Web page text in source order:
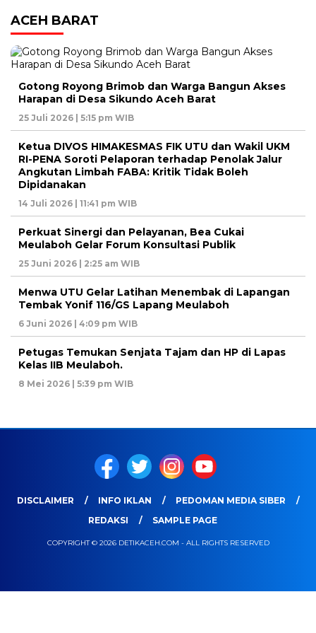
ACEH BARAT
Gotong Royong Brimob dan Warga Bangun Akses
Harapan di Desa Sikundo Aceh Barat
25 Juli 2026 | 5:15 pm WIB
Ketua DIVOS HIMAKESMAS FIK UTU dan Wakil UKM
RI-PENA Soroti Pelaporan terhadap Penolak Jalur
Angkutan Limbah FABA: Kritik Tidak Boleh
Dipidanakan
14 Juli 2026 | 11:41 pm WIB
Perkuat Sinergi dan Pelayanan, Bea Cukai
Meulaboh Gelar Forum Konsultasi Publik
25 Juni 2026 | 2:25 am WIB
Menwa UTU Gelar Latihan Menembak di Lapangan
Tembak Yonif 116/GS Lapang Meulaboh
6 Juni 2026 | 4:09 pm WIB
Petugas Temukan Senjata Tajam dan HP di Lapas
Kelas IIB Meulaboh.
8 Mei 2026 | 5:39 pm WIB
DISCLAIMER INFO IKLAN
PEDOMAN MEDIA SIBER
REDAKSI
SAMPLE PAGE
COPYRIGHT © 2026 DETIKACEH.COM - ALL RIGHTS RESERVED